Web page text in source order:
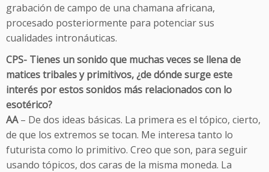
grabación de campo de una chamana africana,
procesado posteriormente para potenciar sus
cualidades intronáuticas.
CPS- Tienes un sonido que muchas veces se llena de
matices tribales y primitivos, ¿de dónde surge este
interés por estos sonidos más relacionados con lo
esotérico?
AA– De dos ideas básicas. La primera es el tópico, cierto,
de que los extremos se tocan. Me interesa tanto lo
futurista como lo primitivo. Creo que son, para seguir
usando tópicos, dos caras de la misma moneda. La